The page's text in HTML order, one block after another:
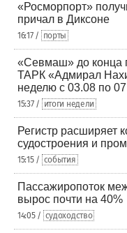
«Росморпорт»
причал в Диксоне
16:17 / порты
«Севмаш» до конца
ТАРК «Адмирал
неделю с 03.08 по
15:37 / итоги недели
Регистр расширяет
судостроения и
15:15 / события
Пассажиропоток
вырос почти на 40%
14:05 / судоходство